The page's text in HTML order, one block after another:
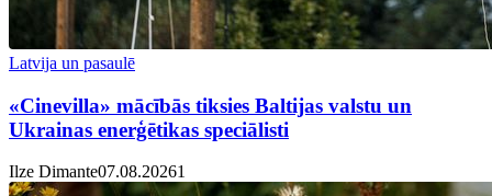
Latvija un pasaulē
«Cinevilla» mācībās tiksies Baltijas valstu un
Ukrainas enerģētikas speciālisti
Ilze Dimante07.08.20261